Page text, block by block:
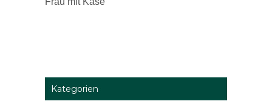
Kategorien